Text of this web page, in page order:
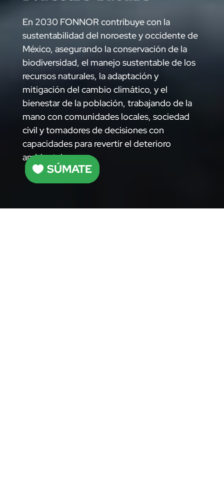
En 2030 FONNOR contribuye con la
sustentabilidad del noroeste y occidente de
México, asegurando la conservación de la
biodiversidad, el manejo sustentable de los
recursos naturales, la adaptación y
mitigación del cambio climático, y el
bienestar de la población, trabajando de la
mano con comunidades locales, sociedad
civil y tomadores de decisiones con
capacidades para revertir el deterioro
ambiental.
SÚMATE
SÚMATE